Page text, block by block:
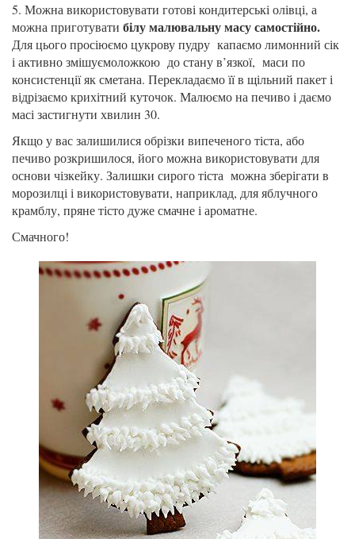
5. Можна використовувати готові кондитерські олівці, а
можна приготувати білу малювальну масу самостійно.
Для цього просіюємо цукрову пудру капаємо лимонний сік
і активно змішуємоложкою до стану в’язкої, маси по
консистенції як сметана. Перекладаємо її в щільний пакет і
відрізаємо крихітний куточок. Малюємо на печиво і даємо
масі застигнути хвилин 30.
Якщо у вас залишилися обрізки випеченого тіста, або
печиво розкришилося, його можна використовувати для
основи чізкейку. Залишки сирого тіста можна зберігати в
морозилці і використовувати, наприклад, для яблучного
крамблу, пряне тісто дуже смачне і ароматне.
Смачного!